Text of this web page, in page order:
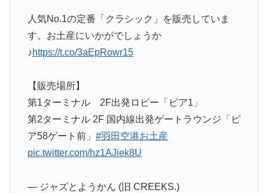
人気No.1の定番「クラシック」を販売していま
す。お土産にいかがでしょうか
♪https://t.co/3aEpRowr15
【販売場所】
第1ターミナル 2F出発ロビー「ピア1」
第2ターミナル 2F 国内線出発ゲートラウンジ「ピ
ア58ゲート前」 #羽田空港お土産
pic.twitter.com/hz1AJiek8U
— ジャズとようかん (旧 CREEKS.)